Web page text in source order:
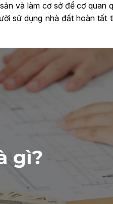
và làm cơ sở để cơ quan
sử dụng nhà đất hoàn tất